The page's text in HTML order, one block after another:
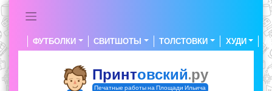
ФУТБОЛКИ СВИТШОТЫ ТОЛСТОВКИ ХУДИ
Принтовский.ру
Печатные работы на Площади Ильича